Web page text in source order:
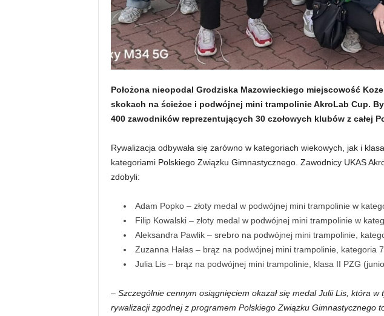
Położona nieopodal Grodziska Mazowieckiego miejscowość
skokach na ścieżce i podwójnej mini trampolinie AkroLab Cup.
400 zawodników reprezentujących 30 czołowych klubów z całej
Rywalizacja odbywała się zarówno w kategoriach wiekowych, jak i
kategoriami Polskiego Związku Gimnastycznego. Zawodnicy UKAS
zdobyli:
Adam Popko – złoty medal w podwójnej mini trampolinie w
Filip Kowalski – złoty medal w podwójnej mini trampolinie w
Aleksandra Pawlik – srebro na podwójnej mini trampolinie,
Zuzanna Hałas – brąz na podwójnej mini trampolinie, kategoria
Julia Lis – brąz na podwójnej mini trampolinie, klasa II PZG
– Szczególnie cennym osiągnięciem okazał się medal Julii Lis, która
rywalizacji zgodnej z programem Polskiego Związku Gimnastycznego